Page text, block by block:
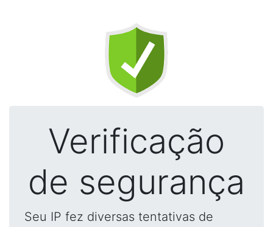
Verificação
de segurança
Seu IP fez diversas tentativas de